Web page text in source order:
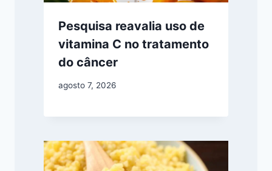
Pesquisa reavalia uso de
vitamina C no tratamento
do câncer
agosto 7, 2026